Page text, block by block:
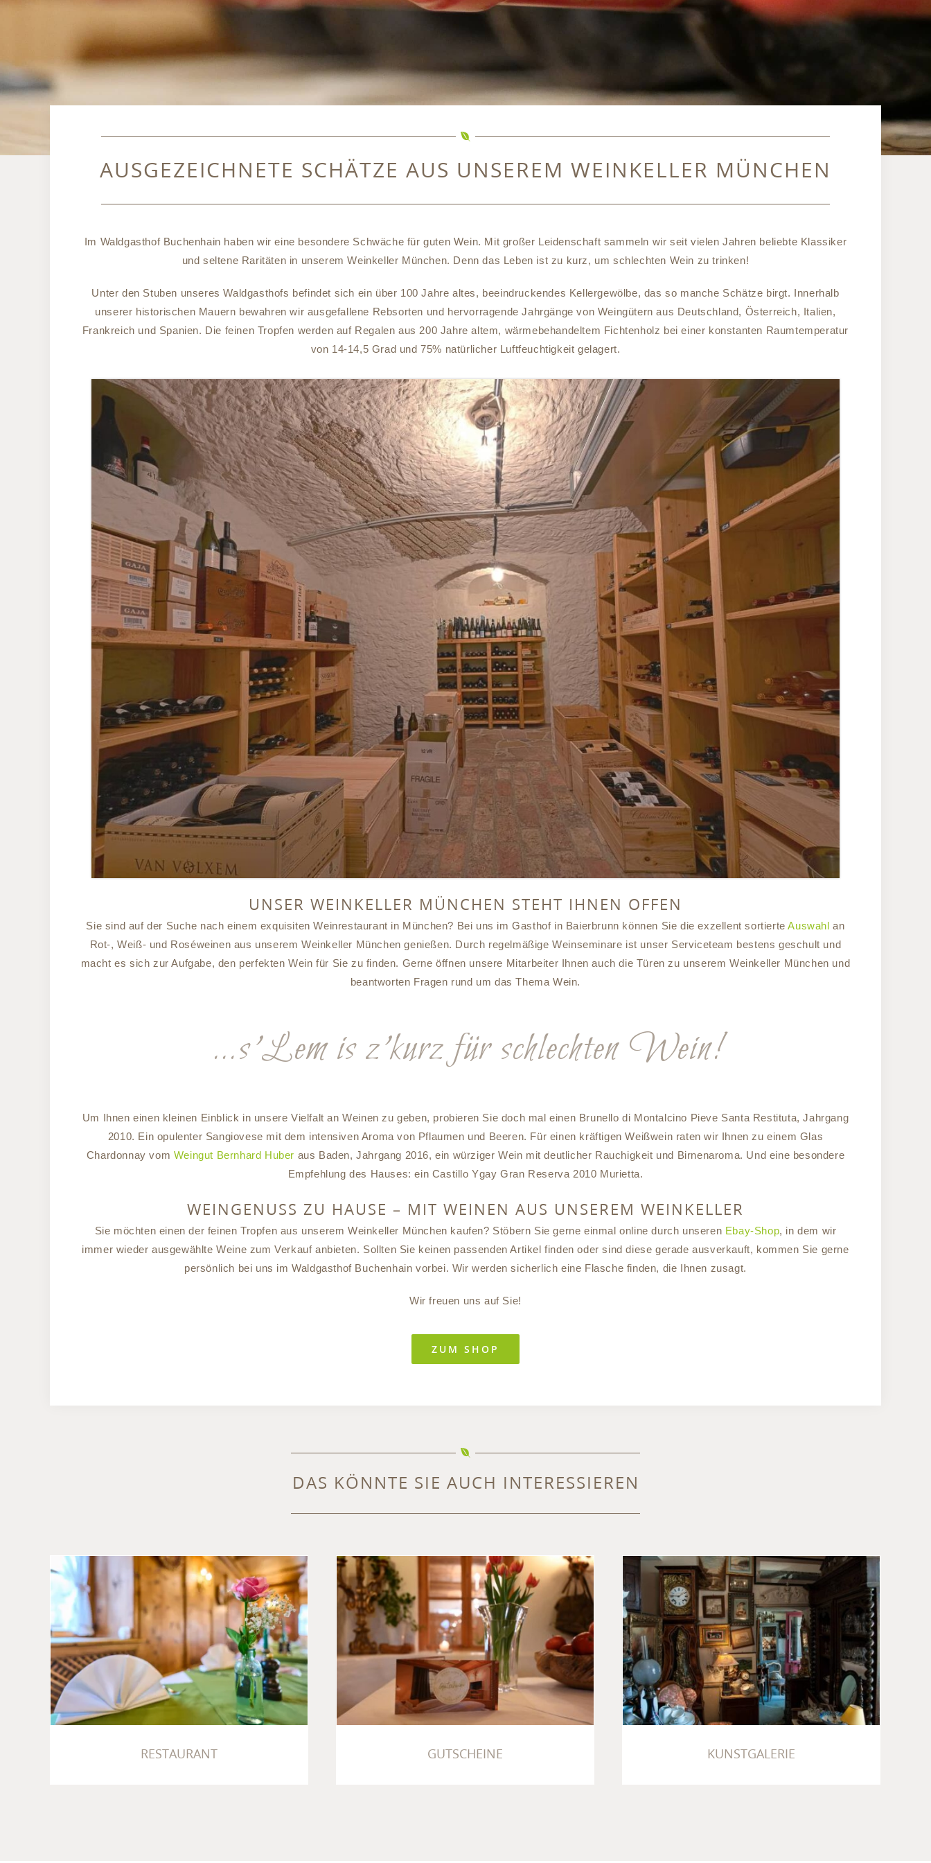
AUSGEZEICHNETE SCHÄTZE AUS UNSEREM WEINKELLER MÜNCHEN
Im Waldgasthof Buchenhain haben wir eine besondere Schwäche für guten Wein. Mit großer Leidenschaft sammeln wir seit vielen Jahren beliebte Klassiker
und seltene Raritäten in unserem Weinkeller München. Denn das Leben ist zu kurz, um schlechten Wein zu trinken!
Unter den Stuben unseres Waldgasthofs befindet sich ein über 100 Jahre altes, beeindruckendes Kellergewölbe, das so manche Schätze birgt. Innerhalb
unserer historischen Mauern bewahren wir ausgefallene Rebsorten und hervorragende Jahrgänge von Weingütern aus Deutschland, Österreich, Italien,
Frankreich und Spanien. Die feinen Tropfen werden auf Regalen aus 200 Jahre altem, wärmebehandeltem Fichtenholz bei einer konstanten Raumtemperatur
von 14-14,5 Grad und 75% natürlicher Luftfeuchtigkeit gelagert.
UNSER WEINKELLER MÜNCHEN STEHT IHNEN OFFEN
Sie sind auf der Suche nach einem exquisiten Weinrestaurant in München? Bei uns im Gasthof in Baierbrunn können Sie die exzellent sortierteAuswahl an
Rot-, Weiß- und Roséweinen aus unserem Weinkeller München genießen. Durch regelmäßige Weinseminare ist unser Serviceteam bestens geschult und
macht es sich zur Aufgabe, den perfekten Wein für Sie zu finden. Gerne öffnen unsere Mitarbeiter Ihnen auch die Türen zu unserem Weinkeller München und
beantworten Fragen rund um das Thema Wein.
…s’Lem is z’kurz für schlechten Wein!
Um Ihnen einen kleinen Einblick in unsere Vielfalt an Weinen zu geben, probieren Sie doch mal einen Brunello di Montalcino Pieve Santa Restituta, Jahrgang
2010. Ein opulenter Sangiovese mit dem intensiven Aroma von Pflaumen und Beeren. Für einen kräftigen Weißwein raten wir Ihnen zu einem Glas
Chardonnay vom Weingut Bernhard Huber aus Baden, Jahrgang 2016, ein würziger Wein mit deutlicher Rauchigkeit und Birnenaroma. Und eine besondere
Empfehlung des Hauses: ein Castillo Ygay Gran Reserva 2010 Murietta.
WEINGENUSS ZU HAUSE – MIT WEINEN AUS UNSEREM WEINKELLER
Sie möchten einen der feinen Tropfen aus unserem Weinkeller München kaufen? Stöbern Sie gerne einmal online durch unseren Ebay-Shop, in dem wir
immer wieder ausgewählte Weine zum Verkauf anbieten. Sollten Sie keinen passenden Artikel finden oder sind diese gerade ausverkauft, kommen Sie gerne
persönlich bei uns im Waldgasthof Buchenhain vorbei. Wir werden sicherlich eine Flasche finden, die Ihnen zusagt.
Wir freuen uns auf Sie!
ZUM SHOP
DAS KÖNNTE SIE AUCH INTERESSIEREN
RESTAURANT
RESTAURANT
GUTSCHEINE
GUTSCHEINE
KUNSTGALERIE
KUNSTGALERIE